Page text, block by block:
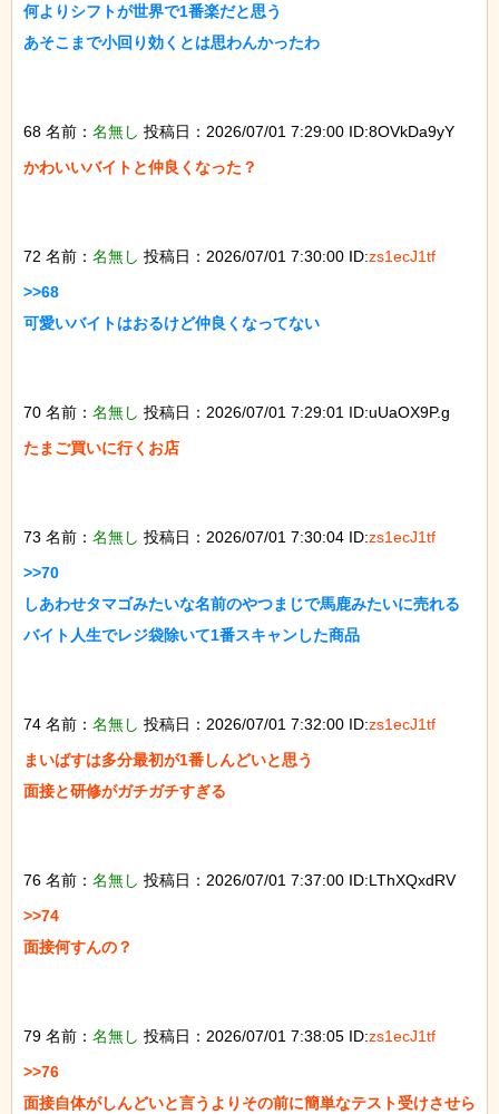
何よりシフトが世界で1番楽だと思う
あそこまで小回り効くとは思わんかったわ
68 名前： 名無し 投稿日：2026/07/01 7:29:00 ID:8OVkDa9yY
かわいいバイトと仲良くなった？
72 名前： 名無し 投稿日：2026/07/01 7:30:00 ID:zs1ecJ1tf
>>68
可愛いバイトはおるけど仲良くなってない
70 名前： 名無し 投稿日：2026/07/01 7:29:01 ID:uUaOX9P.g
たまご買いに行くお店
73 名前： 名無し 投稿日：2026/07/01 7:30:04 ID:zs1ecJ1tf
>>70
しあわせタマゴみたいな名前のやつまじで馬鹿みたいに売れる
バイト人生でレジ袋除いて1番スキャンした商品
74 名前： 名無し 投稿日：2026/07/01 7:32:00 ID:zs1ecJ1tf
まいばすは多分最初が1番しんどいと思う
面接と研修がガチガチすぎる
76 名前： 名無し 投稿日：2026/07/01 7:37:00 ID:LThXQxdRV
>>74
面接何すんの？
79 名前： 名無し 投稿日：2026/07/01 7:38:05 ID:zs1ecJ1tf
>>76
面接自体がしんどいと言うよりその前に簡単なテスト受けさせら